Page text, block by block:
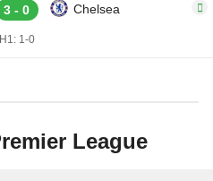
3 - 0 Chelsea
H1: 1-0
League